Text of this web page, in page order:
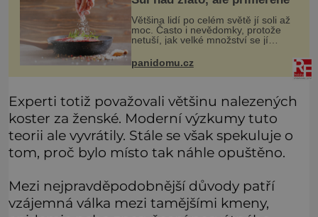
Většina lidí po celém světě jí soli až
moc. Často i nevědomky, protože
netuší, jak velké množství se jí
potravinách, dokonce i těch
sladkých. Sůl je zdravá
panidomu.cz
Experti totiž považovali většinu nalezených
koster za ženské. Moderní výzkumy tuto
teorii ale vyvrátily. Stále se však spekuluje o
tom, proč bylo místo tak náhle opuštěno.
Mezi nejpravděpodobnější důvody patří
vzájemná válka mezi tamějšími kmeny,